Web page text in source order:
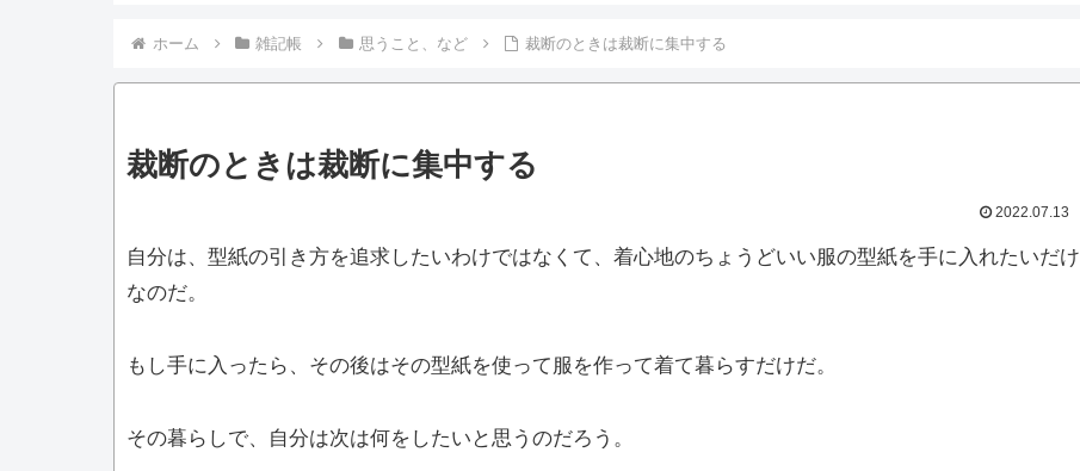
ホーム 雑記帳 思うこと、など 裁断のときは裁断に集中する
裁断のときは裁断に集中する
2022.07.13
自分は、型紙の引き方を追求したいわけではなくて、着心地のちょうどいい服の型紙を手に入れたいだけ
なのだ。
もし手に入ったら、その後はその型紙を使って服を作って着て暮らすだけだ。
その暮らしで、自分は次は何をしたいと思うのだろう。